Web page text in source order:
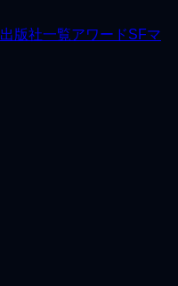
出版社一覧アワードSFマ